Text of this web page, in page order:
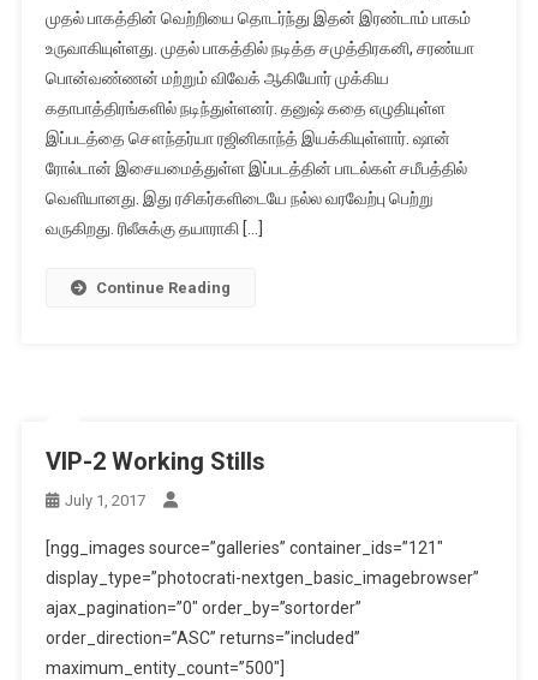
முதல் பாகத்தின் வெற்றியை தொடர்ந்து இதன் இரண்டாம் பாகம்
உருவாகியுள்ளது. முதல் பாகத்தில் நடித்த சமுத்திரகனி, சரண்யா
பொன்வண்ணன் மற்றும் விவேக் ஆகியோர் முக்கிய
கதாபாத்திரங்களில் நடிந்துள்ளனர். தனுஷ் கதை எழுதியுள்ள
இப்படத்தை சௌந்தர்யா ரஜினிகாந்த் இயக்கியுள்ளார். ஷான்
ரோல்டான் இசையமைத்துள்ள இப்படத்தின் பாடல்கள் சமீபத்தில்
வெளியானது. இது ரசிகர்களிடையே நல்ல வரவேற்பு பெற்று
வருகிறது. ரிலீசுக்கு தயாராகி […]
Continue Reading
VIP-2 Working Stills
July 1, 2017
[ngg_images source=”galleries” container_ids=”121″
display_type=”photocrati-nextgen_basic_imagebrowser”
ajax_pagination=”0″ order_by=”sortorder”
order_direction=”ASC” returns=”included”
maximum_entity_count=”500″]